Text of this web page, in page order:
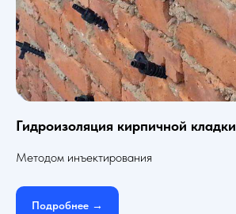
Гидроизоляция кирпичной кладки
Методом инъектирования
Подробнее →